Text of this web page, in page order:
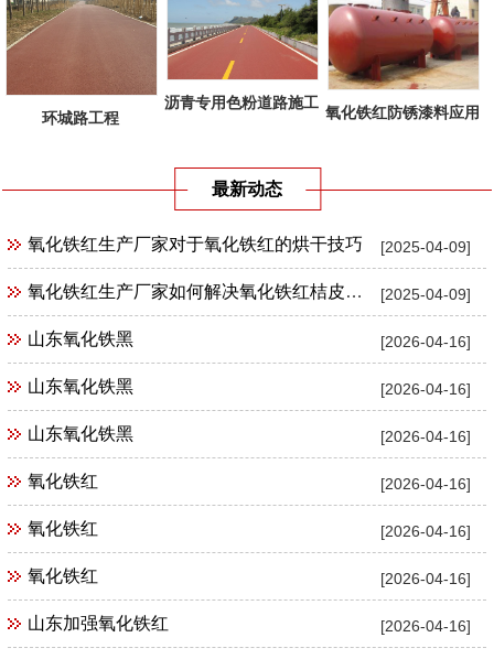
环城路工程
沥青专用色粉道路施工
氧化铁红防锈漆料应用
最新动态
[2025-04-09]
氧化铁红生产厂家对于氧化铁红的烘干技巧
[2025-04-09]
氧化铁红生产厂家如何解决氧化铁红桔皮现象
[2026-04-16]
山东氧化铁黑
[2026-04-16]
山东氧化铁黑
[2026-04-16]
山东氧化铁黑
[2026-04-16]
氧化铁红
[2026-04-16]
氧化铁红
[2026-04-16]
氧化铁红
[2026-04-16]
山东加强氧化铁红